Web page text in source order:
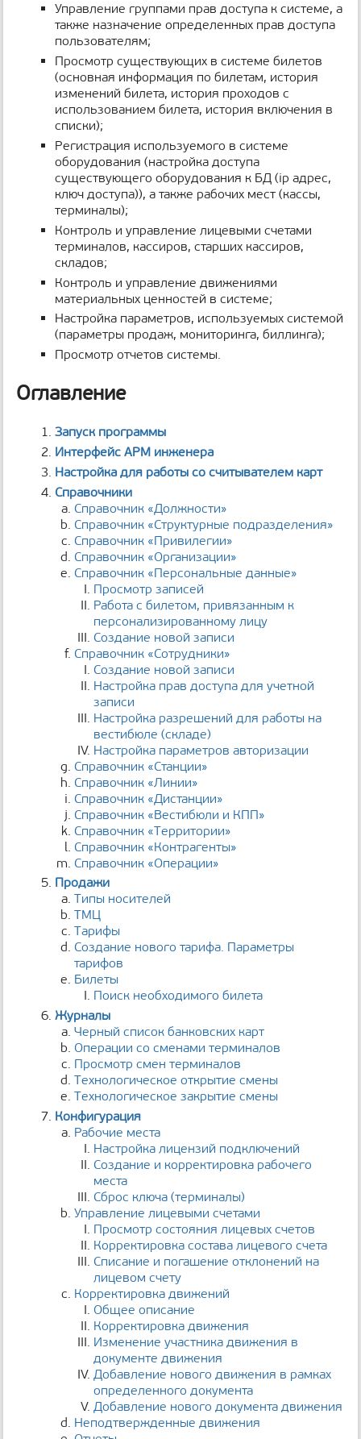
Управление группами прав доступа к системе, а
также назначение определенных прав доступа
пользователям;
Просмотр существующих в системе билетов
(основная информация по билетам, история
изменений билета, история проходов с
использованием билета, история включения в
списки);
Регистрация используемого в системе
оборудования (настройка доступа
существующего оборудования к БД (ip адрес,
ключ доступа)), а также рабочих мест (кассы,
терминалы);
Контроль и управление лицевыми счетами
терминалов, кассиров, старших кассиров,
складов;
Контроль и управление движениями
материальных ценностей в системе;
Настройка параметров, используемых системой
(параметры продаж, мониторинга, биллинга);
Просмотр отчетов системы.
Оглавление
Запуск программы
Интерфейс АРМ инженера
Настройка для работы со считывателем карт
Справочники
Справочник «Должности»
Справочник «Структурные подразделения»
Справочник «Привилегии»
Справочник «Организации»
Справочник «Персональные данные»
Просмотр записей
Работа с билетом, привязанным к
персонализированному лицу
Создание новой записи
Справочник «Сотрудники»
Создание новой записи
Настройка прав доступа для учетной
записи
Настройка разрешений для работы на
вестибюле (складе)
Настройка параметров авторизации
Справочник «Станции»
Справочник «Линии»
Справочник «Дистанции»
Справочник «Вестибюли и КПП»
Справочник «Территории»
Справочник «Контрагенты»
Справочник «Операции»
Продажи
Типы носителей
ТМЦ
Тарифы
Создание нового тарифа. Параметры
тарифов
Билеты
Поиск необходимого билета
Журналы
Черный список банковских карт
Операции со сменами терминалов
Просмотр смен терминалов
Технологическое открытие смены
Технологическое закрытие смены
Конфигурация
Рабочие места
Настройка лицензий подключений
Создание и корректировка рабочего
места
Сброс ключа (терминалы)
Управление лицевыми счетами
Просмотр состояния лицевых счетов
Корректировка состава лицевого счета
Списание и погашение отклонений на
лицевом счету
Корректировка движений
Общее описание
Корректировка движения
Изменение участника движения в
документе движения
Добавление нового движения в рамках
определенного документа
Добавление нового документа движения
Неподтвержденные движения